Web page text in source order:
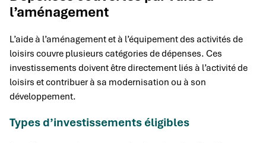
l’aménagement
L’aide à l’aménagement et à l’équipement des activités de
loisirs couvre plusieurs catégories de dépenses. Ces
investissements doivent être directement liés à l’activité de
loisirs et contribuer à sa modernisation ou à son
développement.
Types d’investissements éligibles